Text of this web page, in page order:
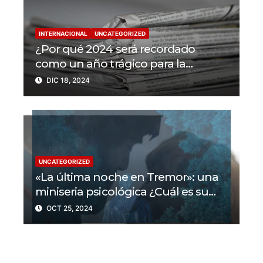
INTERNACIONAL UNCATEGORIZED
¿Por qué 2024 será recordado
como un año trágico para la
libertad de prensa? Un tercio de los
periodistas asesinados por Israel
DIC 18, 2024
UNCATEGORIZED
«La última noche en Tremor»: una
miniseria psicológica ¿Cuál es su
trama?
OCT 25, 2024